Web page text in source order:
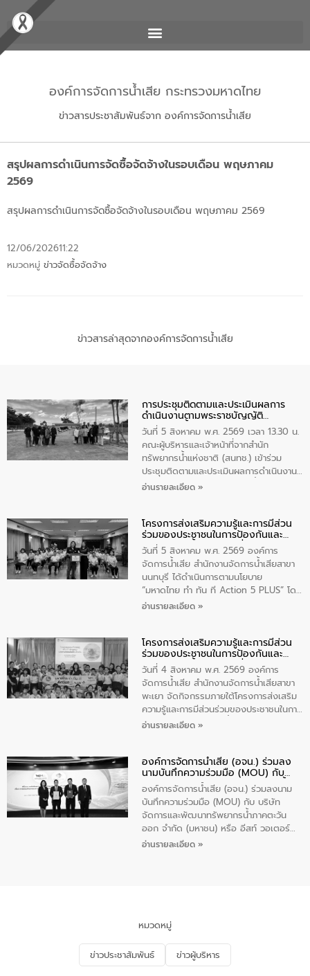
องค์การจัดการน้ำเสีย กระทรวงมหาดไทย
ข่าวสารประชาสัมพันธ์จาก องค์การจัดการน้ำเสีย
สรุปผลการดำเนินการจัดซื้อจัดจ้างในรอบเดือน พฤษภาคม
2569
สรุปผลการดำเนินการจัดซื้อจัดจ้างในรอบเดือน พฤษภาคม 2569
12/06/202611:22
หมวดหมู่ ข่าวจัดซื้อจัดจ้าง
ข่าวสารล่าสุดจากองค์การจัดการน้ำเสีย
การประชุมติดตามและประเมินผลการ
ดำเนินงานตามพระราชบัญญัติ
ทรัพยากรน้ำ พ.ศ. 2561 ประจำ
ปีงบประมาณ พ.ศ. 2569
วันที่ 5 สิงหาคม พ.ศ. 2569 เวลา 13.30 น.
คณะผู้บริหารและเจ้าหน้าที่จากสำนัก
ทรัพยากรน้ำแห่งชาติ (สนทช.) เข้าร่วม
ประชุมติดตามและประเมินผลการดำเนินงาน
ตามพระราชบัญญัติทรัพยากรน้ำ พ.ศ. 2561
วัดสิงห์ จังหวัดชัยนาท โดยมีนายแสงชัย
สุขชื่น นายกเทศมนตรีตำบลวัดสิงห์ คณะผู้
บริหารเทศบาลตำบลวัดสิงห์ ผู้นำชุมชน และ
ประชาชนในพื้นที่เทศบาลตำบลวัดสิงก์ที่มี
ส่วนได้ส่วนเสียในโครงก่อสร้างศูนย์บริหาร
จัดการคุณภาพน้ำเทศบาลตำบลวัดสิงห์
จังหวัดชัยนาท ให้การต้อนรับ
อ่านรายละเอียด »
โครงการส่งเสริมความรู้และการมีส่วน
ร่วมของประชาชนในการป้องกันและ
แก้ไขปัญหาน้ำเสียอย่างยั่งยืน
วันที่ 5 สิงหาคม พ.ศ. 2569 องค์การ
จัดการน้ำเสีย สำนักงานจัดการน้ำเสียสาขา
นนทบุรี ได้ดำเนินการตามนโยบาย
“มหาดไทย ทำ ทัน ที Action 5 PLUS” โดย
จัดโครงการส่งเสริมความรู้และการมีส่วน
“ชุมชนร่วมใจ น้ำใสยั่งยืน” ได้บรรยายให้
ความรู้เกี่ยวกับการจัดการน้ำเสียและการใช้
ถังดักไขมันให้แก่นักเรียนโรงเรียนวัดบ่อ
(นันทวิทยา) เทศบาลนครปากเกร็ด อำเภอ
ปากเกร็ด จังหวัดนนทบุรี จำนวน 30 คน
อ่านรายละเอียด »
โครงการส่งเสริมความรู้และการมีส่วน
ร่วมของประชาชนในการป้องกันและ
แก้ไขปัญหาน้ำเสียอย่างยั่งยืน
วันที่ 4 สิงหาคม พ.ศ. 2569 องค์การ
จัดการน้ำเสีย สำนักงานจัดการน้ำเสียสาขา
พะเยา จัดกิจกรรมภายใต้โครงการส่งเสริม
ความรู้และการมีส่วนร่วมของประชาชนในการ
ป้องกันและแก้ไขปัญหาน้ำเสียอย่างยั่งยืน
ชุมชนและการบำบัดน้ำเสียเบื้องต้น ให้กับ
นักเรียนชั้นประถมศึกษาปีที่ 5 โรงเรียน
เทศบาล 1 (พะเยาประชานุกูล) จำนวน 30
คน
อ่านรายละเอียด »
องค์การจัดการน้ำเสีย (อจน.) ร่วมลง
นามบันทึกความร่วมมือ (MOU) กับ
บริษัท จัดการและพัฒนาทรัพยากรน้ำ
ภาคตะวันออก จำกัด (มหาชน) หรือ อีส
ท์ วอเตอร์
องค์การจัดการน้ำเสีย (อจน.) ร่วมลงนาม
บันทึกความร่วมมือ (MOU) กับ บริษัท
จัดการและพัฒนาทรัพยากรน้ำภาคตะวัน
ออก จำกัด (มหาชน) หรือ อีสท์ วอเตอร์
เมื่อวันอังคารที่ 4 สิงหาคม 2569 ณ ห้อง
ด้านน้ำของประเทศ และเตรียมความพร้อม
รองรับการเติบโตของเมือง รวมถึงการ
ลงทุนในอุตสาหกรรมแห่งอนาคต ตลอดจน
มุ่งตอบโจทย์ความท้าทายจากวิกฤตการ
อ่านรายละเอียด »
หมวดหมู่
ข่าวประชาสัมพันธ์ ข่าวผู้บริหาร